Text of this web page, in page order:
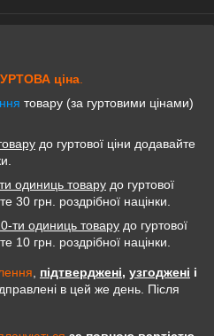
ціна
товару (за гуртовими цінами)
до гуртової ціни додавайте
одиниць товару до гуртової
30 грн. роздрібної націнки.
ти одиниць товару до гуртової
10 грн. роздрібної націнки.
підтверджені, узгоджені і
в цей же день. Після